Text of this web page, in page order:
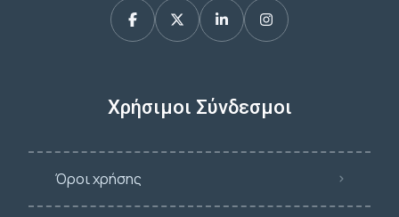
Χρήσιμοι Σύνδεσμοι
Όροι χρήσης